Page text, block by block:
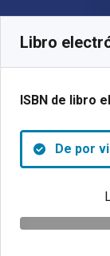
Libro
ISBN de libro
De por